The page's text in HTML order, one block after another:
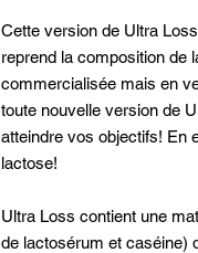
Cette version de Ultra
reprend la composition de
commercialisée mais en
toute nouvelle version de
atteindre vos objectifs! En
lactose!
Ultra Loss contient une
de lactosérum et caséine)